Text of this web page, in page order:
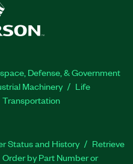
Defense, & Government
Machinery
Life
Transportation
Status and History
Retrieve
Order by Part Number or